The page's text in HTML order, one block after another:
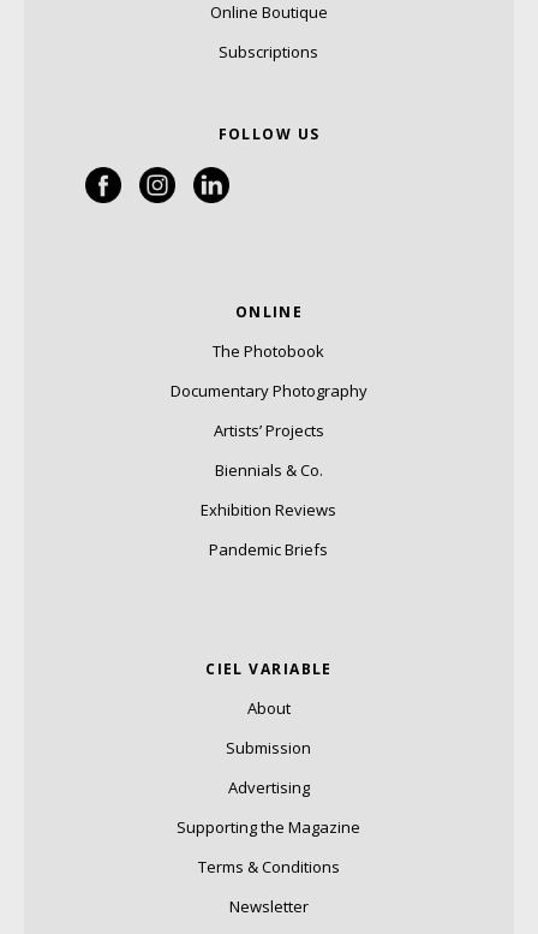
Online Boutique
Subscriptions
FOLLOW US
ONLINE
The Photobook
Documentary Photography
Artists’ Projects
Biennials & Co.
Exhibition Reviews
Pandemic Briefs
CIEL VARIABLE
About
Submission
Advertising
Supporting the Magazine
Terms & Conditions
Newsletter